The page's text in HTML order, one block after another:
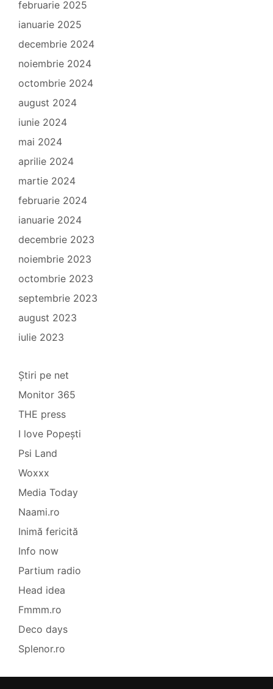
februarie 2025
ianuarie 2025
decembrie 2024
noiembrie 2024
octombrie 2024
august 2024
iunie 2024
mai 2024
aprilie 2024
martie 2024
februarie 2024
ianuarie 2024
decembrie 2023
noiembrie 2023
octombrie 2023
septembrie 2023
august 2023
iulie 2023
Știri pe net
Monitor 365
THE press
I love Popești
Psi Land
Woxxx
Media Today
Naami.ro
Inimă fericită
Info now
Partium radio
Head idea
Fmmm.ro
Deco days
Splenor.ro